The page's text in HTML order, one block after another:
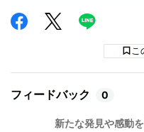
フィードバック 0
新たな発見や感動